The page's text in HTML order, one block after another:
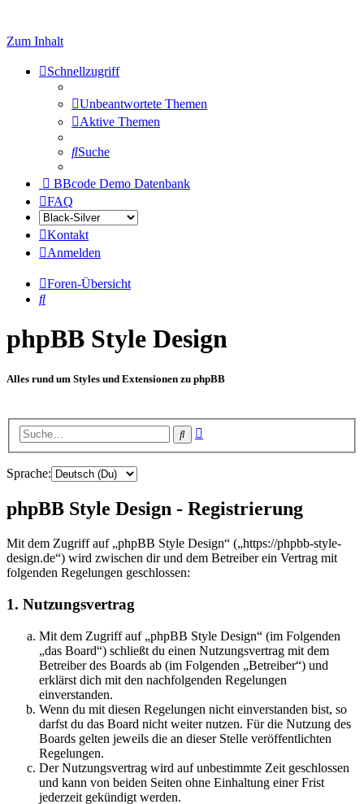
Zum Inhalt
Schnellzugriff
Unbeantwortete Themen
Aktive Themen
Suche
BBcode Demo Datenbank
FAQ
Kontakt
Anmelden
Foren-Übersicht
Suche
phpBB Style Design
Alles rund um Styles und Extensionen zu phpBB
Suche
Sprache:
phpBB Style Design - Registrierung
Mit dem Zugriff auf „phpBB Style Design“ („https://phpbb-style-
design.de“) wird zwischen dir und dem Betreiber ein Vertrag mit
folgenden Regelungen geschlossen:
1. Nutzungsvertrag
Mit dem Zugriff auf „phpBB Style Design“ (im Folgenden
„das Board“) schließt du einen Nutzungsvertrag mit dem
Betreiber des Boards ab (im Folgenden „Betreiber“) und
erklärst dich mit den nachfolgenden Regelungen
einverstanden.
Wenn du mit diesen Regelungen nicht einverstanden bist, so
darfst du das Board nicht weiter nutzen. Für die Nutzung des
Boards gelten jeweils die an dieser Stelle veröffentlichten
Regelungen.
Der Nutzungsvertrag wird auf unbestimmte Zeit geschlossen
und kann von beiden Seiten ohne Einhaltung einer Frist
jederzeit gekündigt werden.